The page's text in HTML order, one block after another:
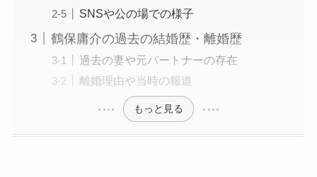
SNSや公の場での様子
鶴保庸介の過去の結婚歴・離婚歴
過去の妻や元パートナーの存在
離婚理由や当時の報道
もっと見る